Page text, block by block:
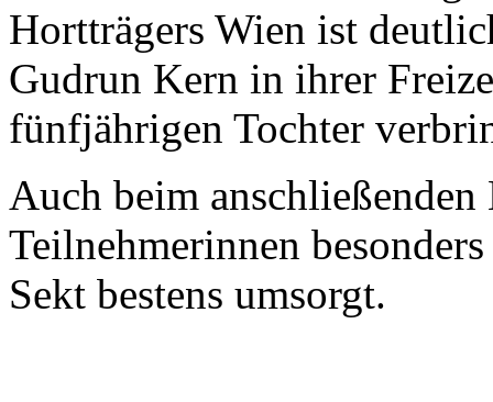
Hortträgers Wien ist
Gudrun Kern in ihrer
fünfjährigen Tochter
Auch beim
Teilnehmerinnen
Sekt bestens umsorgt.